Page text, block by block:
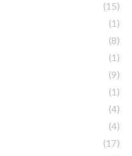
(15)
(1)
(8)
(1)
(9)
(1)
(4)
(4)
(17)